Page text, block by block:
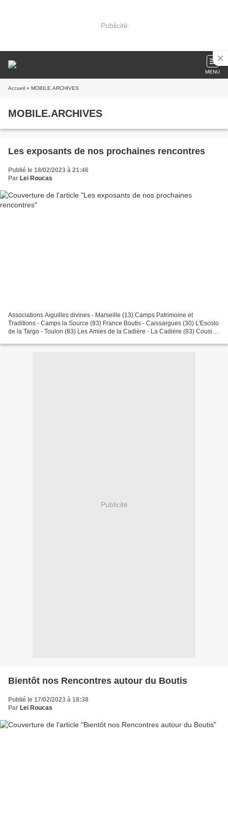
Publicité
MENU
Accueil » MOBILE.ARCHIVES
MOBILE.ARCHIVES
Les exposants de nos prochaines rencontres
Publié le 18/02/2023 à 21:46
Par Lei Roucas
Associations Aiguilles divines - Marseille (13) Camps Patrimoine et
Traditions - Camps la Source (83) France Boutis - Caissargues (30) L'Escolo
de la Targo - Toulon (83) Les Amies de la Cadière - La Cadière (83) Cousi-
Publicité
Bientôt nos Rencontres autour du Boutis
Publié le 17/02/2023 à 18:38
Par Lei Roucas